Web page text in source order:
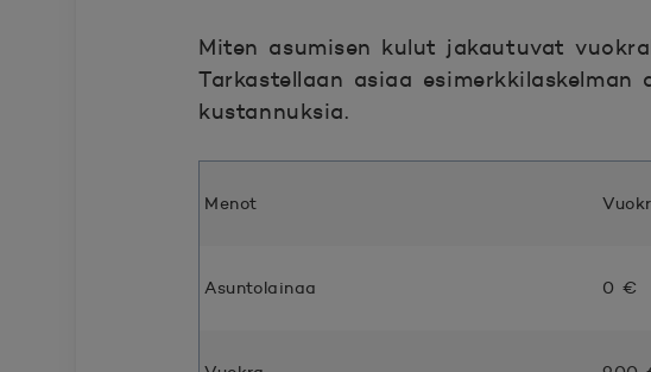
Miten asumisen kulut jakautuvat
Tarkastellaan asiaa
kustannuksia.
Menot
Asuntolainaa 0 €